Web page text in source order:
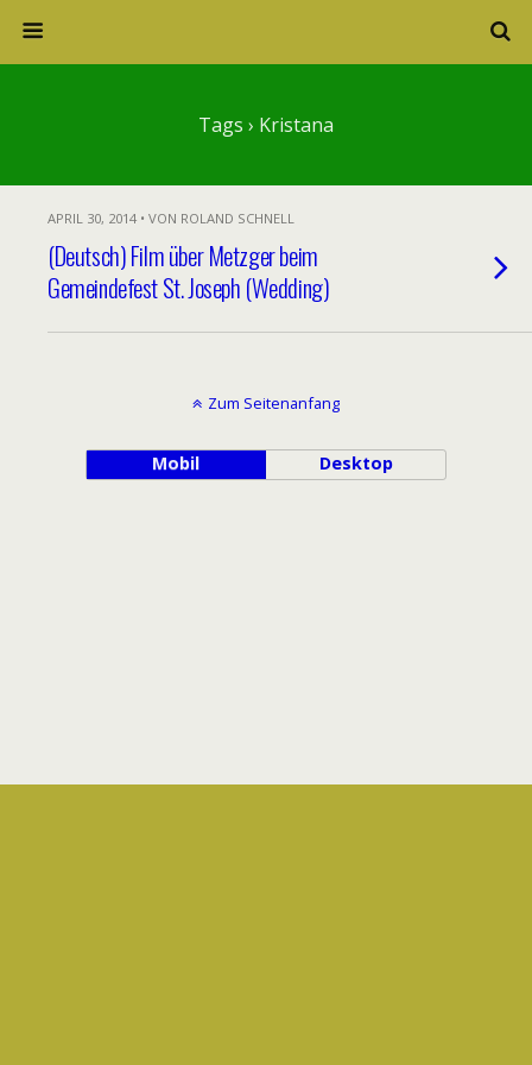
Tags › Kristana
APRIL 30, 2014 • VON ROLAND SCHNELL
(Deutsch) Film über Metzger beim
Gemeindefest St. Joseph (Wedding)
Zum Seitenanfang
Mobil Desktop